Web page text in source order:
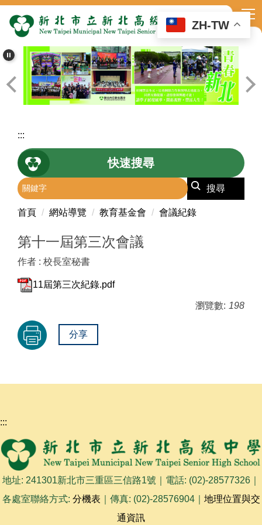
到
要
內
容
區
ZH-TW
:::
快速搜尋
搜尋
首頁 網站導覽 教育基金會 會議紀錄
第十一屆第三次會議
作者 : 校長室秘書
11屆第三次紀錄.pdf
瀏覽數: 198
分享
:::
地址: 241301新北市三重區三信路1號｜電話: (02)-28577326｜
各處室聯絡方式: 分機表 ｜傳真: (02)-28576904｜ 地理位置與交
通資訊